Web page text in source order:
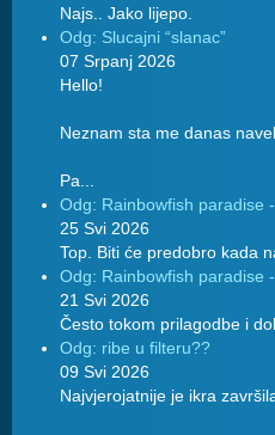
Najs.. Jako lijepo.
Odg: Slucajni “slanac”
07 Srpanj 2026
Hello!
Neznam sta me danas
Pa...
Odg: Rainbowfish paradise -
25 Svi 2026
Top. Biti će predobro kada
Odg: Rainbowfish paradise -
21 Svi 2026
Često tokom prilagodbe i
Odg: ribe u filteru??
09 Svi 2026
Najvjerojatnije je ikra